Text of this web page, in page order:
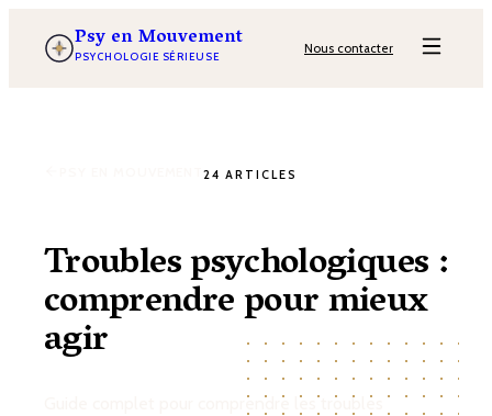
Psy en Mouvement
PSYCHOLOGIE SÉRIEUSE
Nous contacter
PSY EN MOUVEMENT24 ARTICLES
Troubles psychologiques :
comprendre pour mieux
agir
Guide complet pour comprendre les troubles